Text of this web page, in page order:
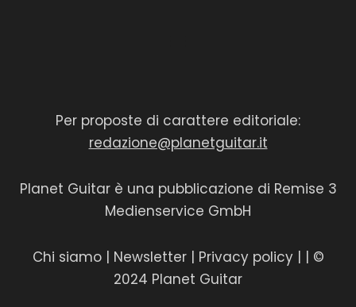
Per proposte di carattere editoriale:
redazione@planetguitar.it
Planet Guitar è una pubblicazione di Remise 3
Medienservice GmbH
Chi siamo| Newsletter | Privacy policy| | ©
2024 Planet Guitar